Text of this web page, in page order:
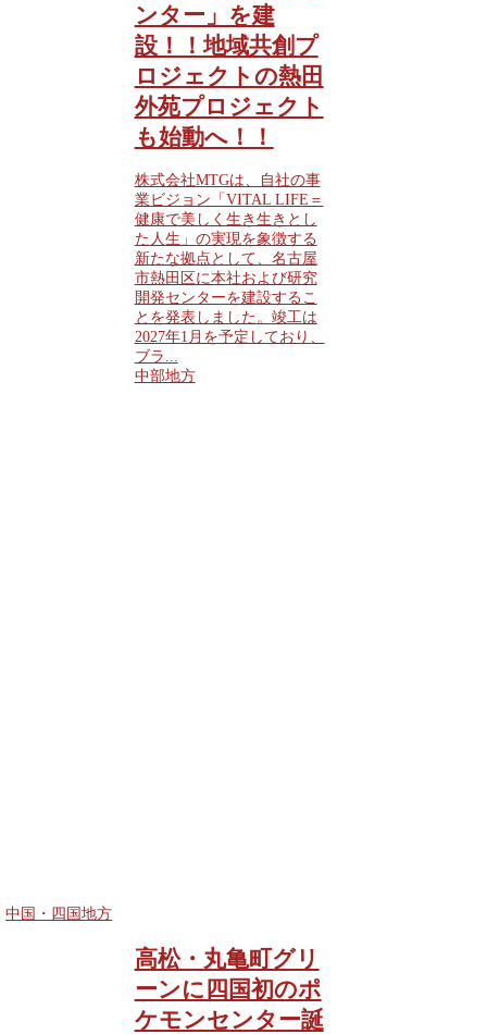
ンター」を建
設！！地域共創プ
ロジェクトの熱田
外苑プロジェクト
も始動へ！！
株式会社MTGは、自社の事
業ビジョン「VITAL LIFE＝
健康で美しく生き生きとし
た人生」の実現を象徴する
新たな拠点として、名古屋
市熱田区に本社および研究
開発センターを建設するこ
とを発表しました。竣工は
2027年1月を予定しており、
ブラ...
中部地方
中国・四国地方
高松・丸亀町グリ
ーンに四国初のポ
ケモンセンター誕